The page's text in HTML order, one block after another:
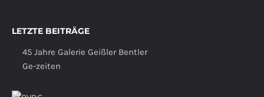
LETZTE BEITRÄGE
45 Jahre Galerie Geißler Bentler
Ge-zeiten